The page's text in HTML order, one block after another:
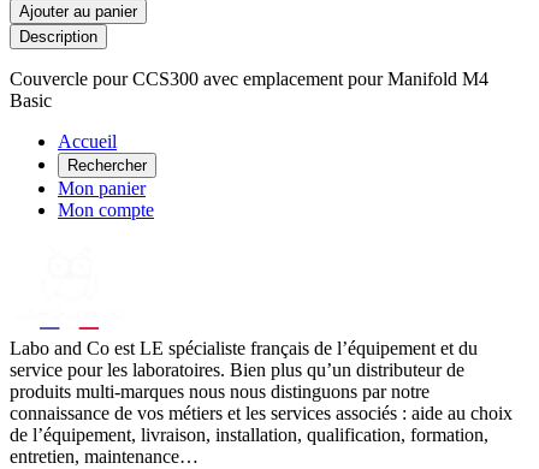
Ajouter au panier
Description
Couvercle pour CCS300 avec emplacement pour Manifold M4
Basic
Accueil
Rechercher
Mon panier
Mon compte
Labo and Co est LE spécialiste français de l’équipement et du
service pour les laboratoires. Bien plus qu’un distributeur de
produits multi-marques nous nous distinguons par notre
connaissance de vos métiers et les services associés : aide au choix
de l’équipement, livraison, installation, qualification, formation,
entretien, maintenance…